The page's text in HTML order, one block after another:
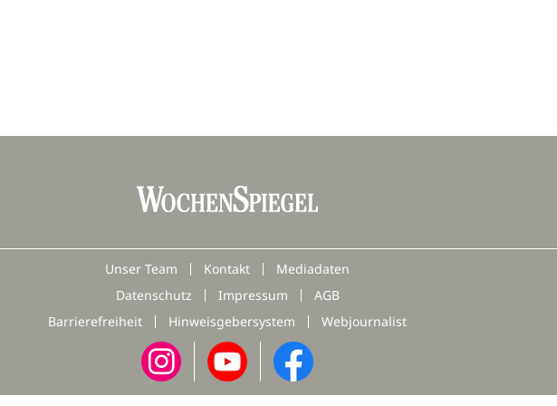
Unser Team Kontakt
Mediadaten
Datenschutz
Impressum
AGB
Barrierefreiheit
Hinweisgebersystem Webjournalist